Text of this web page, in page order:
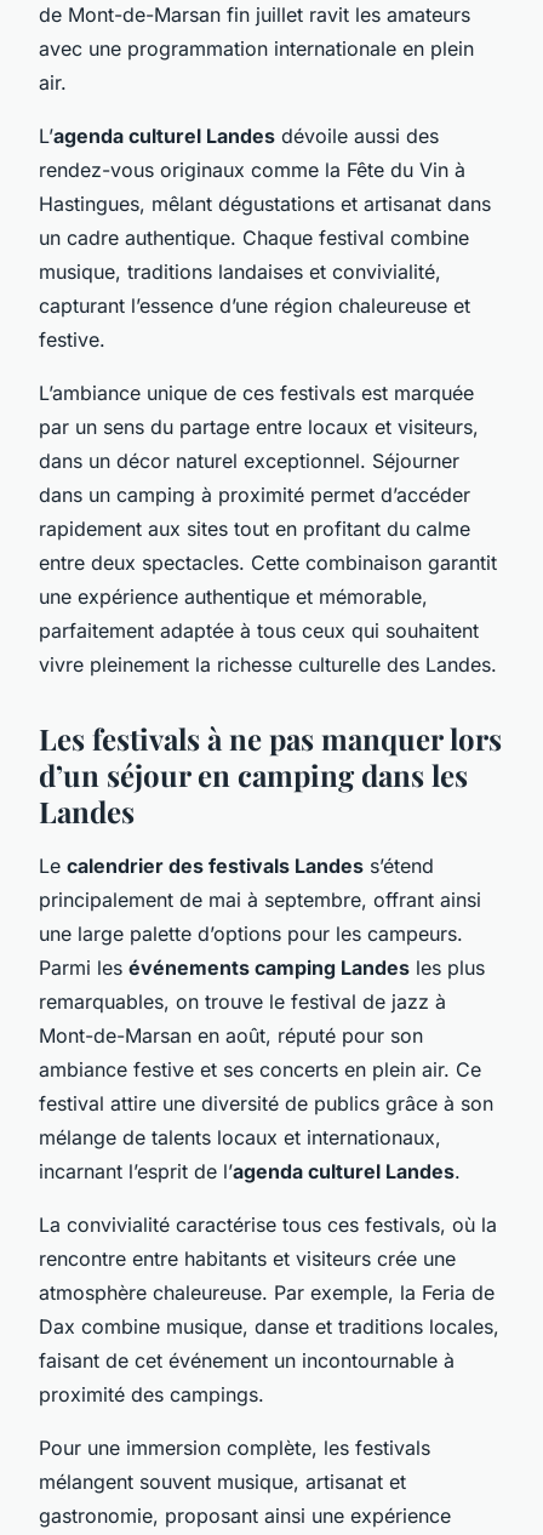
de Mont-de-Marsan fin juillet ravit les amateurs
avec une programmation internationale en plein
air.
L’agenda culturel Landes dévoile aussi des
rendez-vous originaux comme la Fête du Vin à
Hastingues, mêlant dégustations et artisanat dans
un cadre authentique. Chaque festival combine
musique, traditions landaises et convivialité,
capturant l’essence d’une région chaleureuse et
festive.
L’ambiance unique de ces festivals est marquée
par un sens du partage entre locaux et visiteurs,
dans un décor naturel exceptionnel. Séjourner
dans un camping à proximité permet d’accéder
rapidement aux sites tout en profitant du calme
entre deux spectacles. Cette combinaison garantit
une expérience authentique et mémorable,
parfaitement adaptée à tous ceux qui souhaitent
vivre pleinement la richesse culturelle des Landes.
Les festivals à ne pas manquer lors
d’un séjour en camping dans les
Landes
Le calendrier des festivals Landes s’étend
principalement de mai à septembre, offrant ainsi
une large palette d’options pour les campeurs.
Parmi les événements camping Landes les plus
remarquables, on trouve le festival de jazz à
Mont-de-Marsan en août, réputé pour son
ambiance festive et ses concerts en plein air. Ce
festival attire une diversité de publics grâce à son
mélange de talents locaux et internationaux,
incarnant l’esprit de l’agenda culturel Landes.
La convivialité caractérise tous ces festivals, où la
rencontre entre habitants et visiteurs crée une
atmosphère chaleureuse. Par exemple, la Feria de
Dax combine musique, danse et traditions locales,
faisant de cet événement un incontournable à
proximité des campings.
Pour une immersion complète, les festivals
mélangent souvent musique, artisanat et
gastronomie, proposant ainsi une expérience